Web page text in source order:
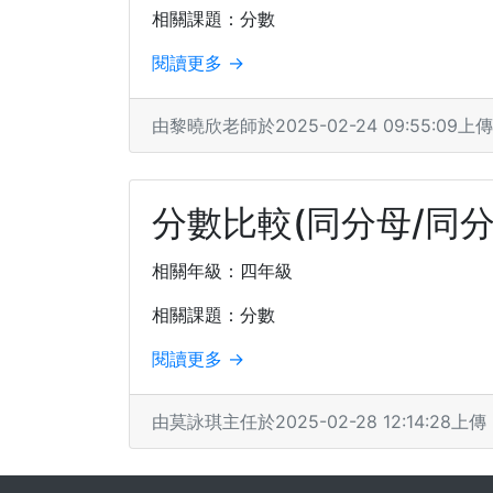
相關課題：分數
閱讀更多 →
由黎曉欣老師於2025-02-24 09:55:09上傳
分數比較(同分母/同
相關年級：四年級
相關課題：分數
閱讀更多 →
由莫詠琪主任於2025-02-28 12:14:28上傳